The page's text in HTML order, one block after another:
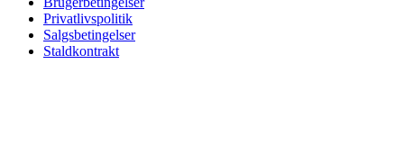
Privatlivspolitik
Salgsbetingelser
Staldkontrakt